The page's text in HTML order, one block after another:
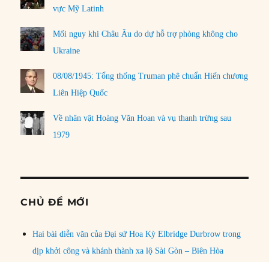
vực Mỹ Latinh
Mối nguy khi Châu Âu do dự hỗ trợ phòng không cho
Ukraine
08/08/1945: Tổng thống Truman phê chuẩn Hiến chương
Liên Hiệp Quốc
Về nhân vật Hoàng Văn Hoan và vụ thanh trừng sau
1979
CHỦ ĐỀ MỚI
Hai bài diễn văn của Đại sứ Hoa Kỳ Elbridge Durbrow trong
dịp khởi công và khánh thành xa lộ Sài Gòn – Biên Hòa